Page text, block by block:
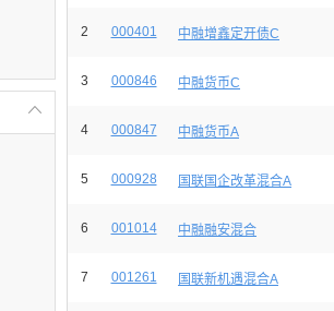

2 000401 中融增鑫定开债C
3 000846 中融货币C
4 000847 中融货币A
5 000928 国联国企改革混合A
6 001014 中融融安混合
7 001261 国联新机遇混合A